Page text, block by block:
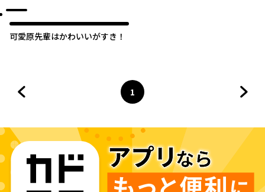
可愛原先輩はかわいいがすき！
ページ
1
へ